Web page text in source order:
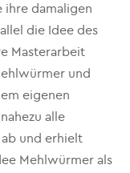
ihre damaligen
die Idee des
Masterarbeit
und
eigenen
alle
und erhielt
Mehlwürmer als